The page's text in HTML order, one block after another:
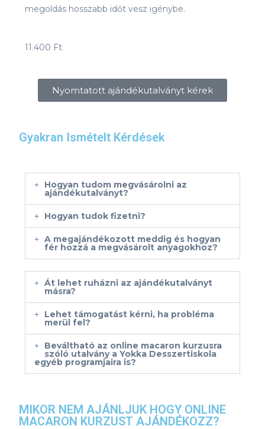
megoldás hosszabb időt vesz igénybe.
11.400 Ft
Nyomtatott ajándékutalványt kérek
Gyakran Ismételt Kérdések
Hogyan tudom megvásárolni az
ajándékutalványt?
Hogyan tudok fizetni?
A megajándékozott meddig és hogyan
fér hozzá a megvásárolt anyagokhoz?
Át lehet ruházni az ajándékutalványt
másra?
Lehet támogatást kérni, ha probléma
merül fel?
Beváltható az online macaron kurzusra
szóló utalvány a Yokka Desszertiskola
egyéb programjaira is?
MIKOR NEM AJÁNLJUK HOGY ONLINE
MACARON KURZUST AJÁNDÉKOZZ?